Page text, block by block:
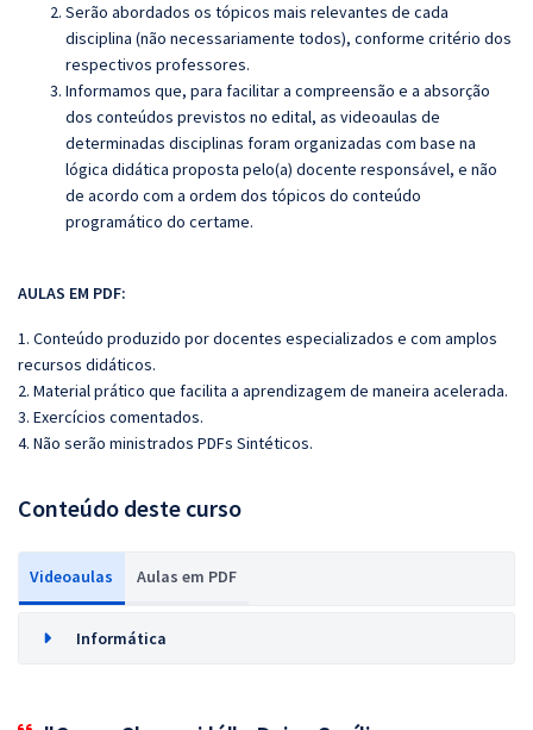
Serão abordados os tópicos mais relevantes de cada
disciplina (não necessariamente todos), conforme critério dos
respectivos professores.
Informamos que, para facilitar a compreensão e a absorção
dos conteúdos previstos no edital, as videoaulas de
determinadas disciplinas foram organizadas com base na
lógica didática proposta pelo(a) docente responsável, e não
de acordo com a ordem dos tópicos do conteúdo
programático do certame.
AULAS EM PDF:
1. Conteúdo produzido por docentes especializados e com amplos
recursos didáticos.
2. Material prático que facilita a aprendizagem de maneira acelerada.
3. Exercícios comentados.
4. Não serão ministrados PDFs Sintéticos.
Conteúdo deste curso
Videoaulas Aulas em PDF
Informática